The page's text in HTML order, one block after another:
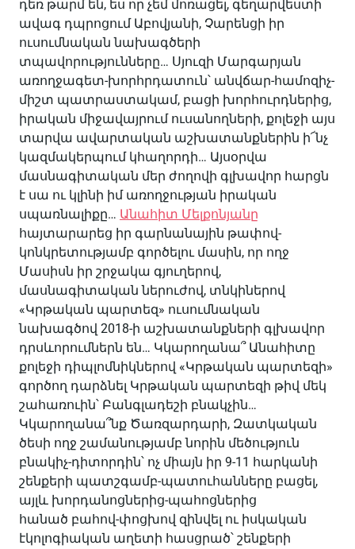
դեռ թարմ են, ես որ չեմ մոռացել, գեղարվեստի
ավագ դպրոցում Աբովյանի, Չարենցի իր
ուսումնական նախագծերի
տպավորությունները… Սյուզի Մարգարյան
առողջագետ-խորհրդատուն՝ անվճար-համոզիչ-
միշտ պատրաստակամ, բացի խորհուրդներից,
իրական միջավայրում ուսանողների, քոլեջի այս
տարվա ավարտական աշխատանքներին ի՜նչ
կազմակերպում կհաղորդի… Այսօրվա
մասնագիտական մեր ժողովի գլխավոր հարցն
է սա ու կլինի իմ առողջության իրական
սպառնալիքը… Անահիտ Մելքոնյանը
հայտարարեց իր գարնանային թափով-
կոնկրետությամբ գործելու մասին, որ ողջ
Մասիսն իր շրջակա գյուղերով,
մասնագիտական ներուժով, տնկիներով
«Կրթական պարտեզ» ուսումնական
նախագծով 2018-ի աշխատանքների գլխավոր
դրսևորումներն են… Կկարողանա՞ Անահիտը
քոլեջի դիպլոմնիկներով «Կրթական պարտեզի»
գործող դարձնել Կրթական պարտեզի թիվ մեկ
շահառուին՝ Բանգլադեշի բնակչին…
Կկարողանա՞նք Ծառզարդարի, Զատկական
ծեսի ողջ շամանությամբ նորին մեծություն
բնակիչ-դիտորդին՝ ոչ միայն իր 9-11 հարկանի
շենքերի պատշգամբ-պատուհանները բացել,
այլև խորդանոցներից-պահոցներից
հանած բահով-փոցխով զինվել ու իսկական
էկոլոգիական աղետի հասցրած՝ շենքերի